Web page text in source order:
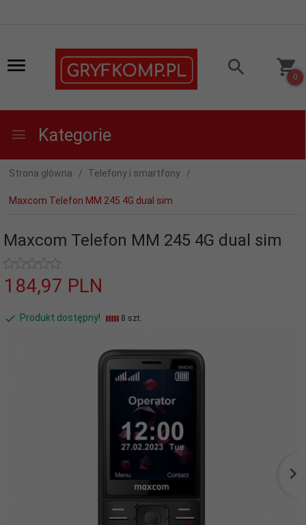
0
Kategorie
Strona główna Telefony i smartfony
Maxcom Telefon MM 245 4G dual sim
Maxcom Telefon MM 245 4G dual sim
184,97 PLN
Produkt dostępny! 8 szt.